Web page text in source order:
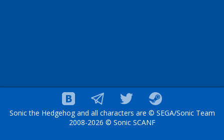
Sonic the Hedgehog and all characters are © SEGA/Sonic Team
2008-2026 © Sonic SCANF